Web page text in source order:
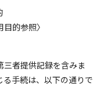
的参照〉
者提供記録を含みま
手続は、以下の通りで